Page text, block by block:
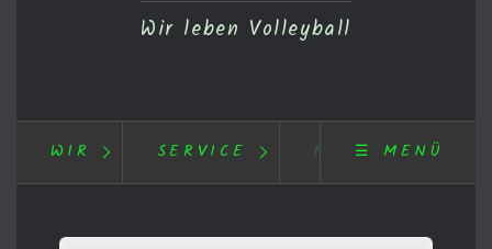
Wir leben Volleyball
WIR SERVICE MEDIEN☰ MENÜ